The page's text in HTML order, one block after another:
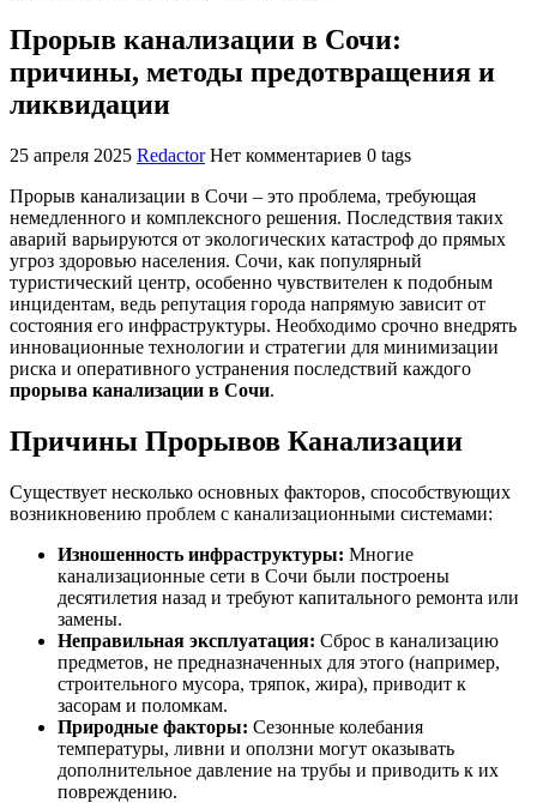
Прорыв канализации в Сочи:
причины, методы предотвращения и
ликвидации
25 апреля 2025 Redactor Нет комментариев 0 tags
Прорыв канализации в Сочи – это проблема, требующая
немедленного и комплексного решения. Последствия таких
аварий варьируются от экологических катастроф до прямых
угроз здоровью населения. Сочи, как популярный
туристический центр, особенно чувствителен к подобным
инцидентам, ведь репутация города напрямую зависит от
состояния его инфраструктуры. Необходимо срочно внедрять
инновационные технологии и стратегии для минимизации
риска и оперативного устранения последствий каждого
прорыва канализации в Сочи.
Причины Прорывов Канализации
Существует несколько основных факторов, способствующих
возникновению проблем с канализационными системами:
Изношенность инфраструктуры: Многие
канализационные сети в Сочи были построены
десятилетия назад и требуют капитального ремонта или
замены.
Неправильная эксплуатация: Сброс в канализацию
предметов, не предназначенных для этого (например,
строительного мусора, тряпок, жира), приводит к
засорам и поломкам.
Природные факторы: Сезонные колебания
температуры, ливни и оползни могут оказывать
дополнительное давление на трубы и приводить к их
повреждению.